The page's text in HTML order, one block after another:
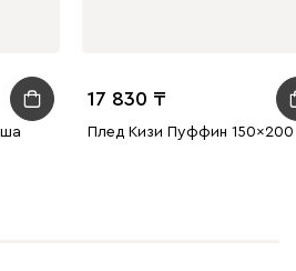
17 830
Плед Кизи Пуффин 150x200